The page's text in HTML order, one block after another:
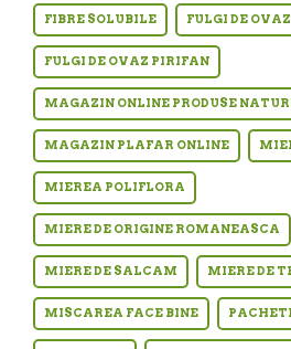
FIBRE SOLUBILE FULGI DE OVAZ
FULGI DE OVAZ PIRIFAN
MAGAZIN ONLINE PRODUSE
MAGAZIN PLAFAR ONLINE
MIEREA POLIFLORA
MIERE DE ORIGINE ROMANEASCA
MIERE DE SALCAM MIERE DE
MISCAREA FACE BINE